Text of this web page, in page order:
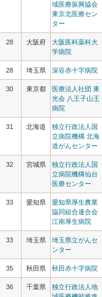
域医療振興協会
東京北医療セン
ター
28 大阪府
大阪医科薬科大
学病院
28 埼玉県 深谷赤十字病院
30 東京都
医療法人社団 東
光会 八王子山王
病院
31 北海道
独立行政法人国
立病院機構 北海
道がんセンター
32 宮城県
独立行政法人国
立病院機構仙台
医療センター
33 愛知県
愛知県厚生農業
協同組合連合会
江南厚生病院
33 埼玉県
埼玉県立がんセ
ンター
35 秋田県 秋田赤十字病院
36 千葉県
独立行政法人地